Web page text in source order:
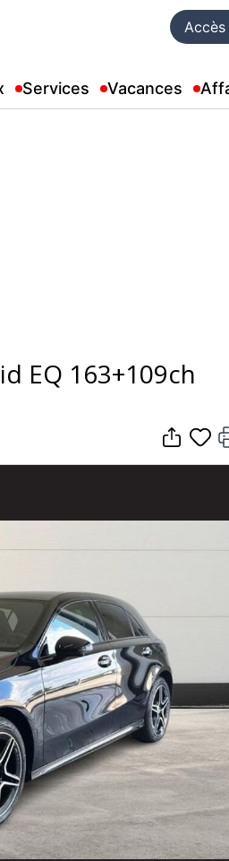
Services Vacances
EQ 163+109ch